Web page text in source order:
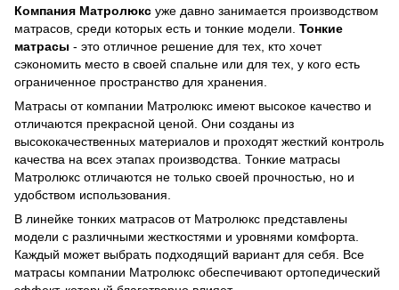
Компания Матролюкс уже давно занимается производством
матрасов, среди которых есть и тонкие модели. Тонкие
матрасы - это отличное решение для тех, кто хочет
сэкономить место в своей спальне или для тех, у кого есть
ограниченное пространство для хранения.
Матрасы от компании Матролюкс имеют высокое качество и
отличаются прекрасной ценой. Они созданы из
высококачественных материалов и проходят жесткий контроль
качества на всех этапах производства. Тонкие матрасы
Матролюкс отличаются не только своей прочностью, но и
удобством использования.
В линейке тонких матрасов от Матролюкс представлены
модели с различными жесткостями и уровнями комфорта.
Каждый может выбрать подходящий вариант для себя. Все
матрасы компании Матролюкс обеспечивают ортопедический